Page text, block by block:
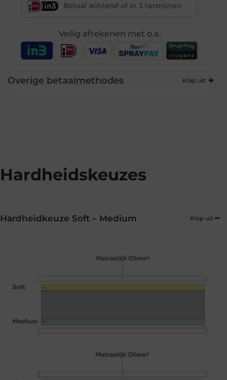
Betaal achteraf of in 3 termijnen
Veilig afrekenen met o.a.
Overige betaalmethodes
Hardheidskeuzes
Hardheidkeuze Soft – Medium